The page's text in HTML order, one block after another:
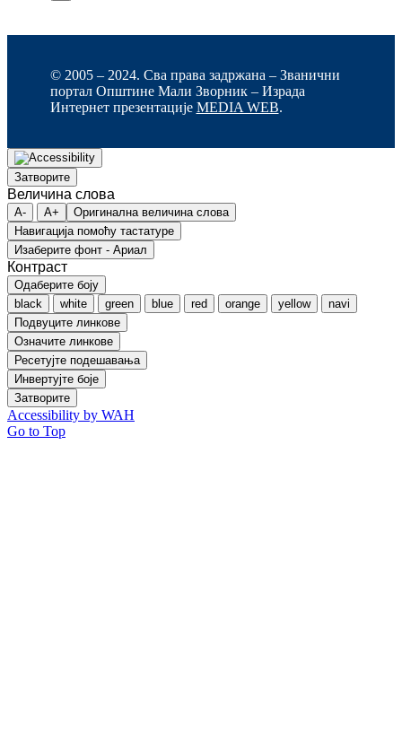
© 2005 – 2024. Сва права задржана – Званични
портал Општине Мали Зворник – Израда
Интернет презентације MEDIA WEB.
Затворите
Величина слова
A- A+
Оригинална величина слова
Навигација помоћу тастатуре
Изаберите фонт - Ариал
Контраст
Одаберите боју
black
white green blue red orange yellow
navi
Подвуците линкове
Означите линкове
Ресетујте подешавања
Инвертујте боје
Затворите
Accessibility by WAH
Go to Top